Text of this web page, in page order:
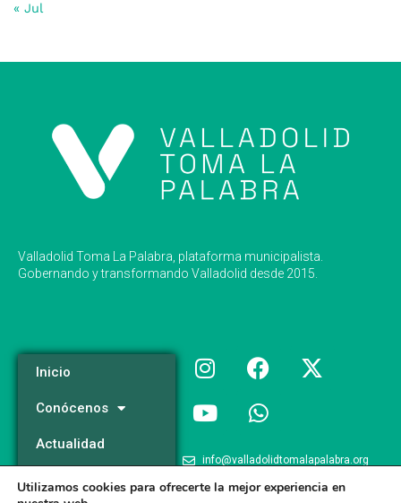
« Jul
Valladolid Toma La Palabra, plataforma municipalista.
Gobernando y transformando Valladolid desde 2015.
Inicio
Conócenos
Actualidad
Programa
info@valladolidtomalapalabra.org
+34 983 426 124
Utilizamos cookies para ofrecerte la mejor experiencia en